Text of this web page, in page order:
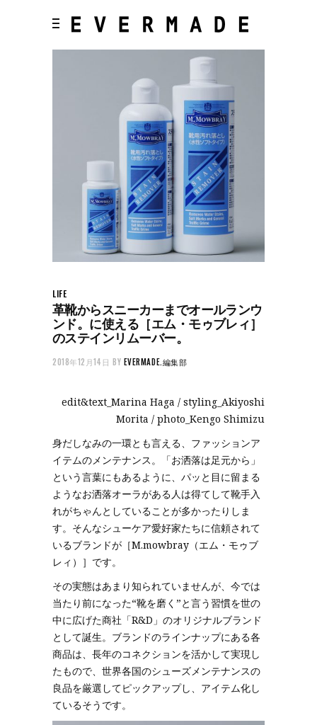
LIFE
革靴からスニーカーまでオールランウ
ンド。に使える［エム・モゥブレィ］
のステインリムーバー。
2018年12月14日 BY EVERMADE.編集部
edit&text_Marina Haga / styling_Akiyoshi
Morita / photo_Kengo Shimizu
身だしなみの一環とも言える、ファッションア
イテムのメンテナンス。「お洒落は足元から」
という言葉にもあるように、パッと目に留まる
ようなお洒落オーラがある人は得てして靴手入
れがちゃんとしていることが多かったりしま
す。そんなシューケア愛好家たちに信頼されて
いるブランドが［M.mowbray（エム・モゥブ
レィ）］です。
その実態はあまり知られていませんが、今では
当たり前になった“靴を磨く”と言う習慣を世の
中に広げた商社「R&D」のオリジナルブランド
として誕生。ブランドのラインナップにある各
商品は、長年のコネクションを活かして実現し
たもので、世界各国のシューズメンテナンスの
良品を厳選してピックアップし、アイテム化し
ているそうです。